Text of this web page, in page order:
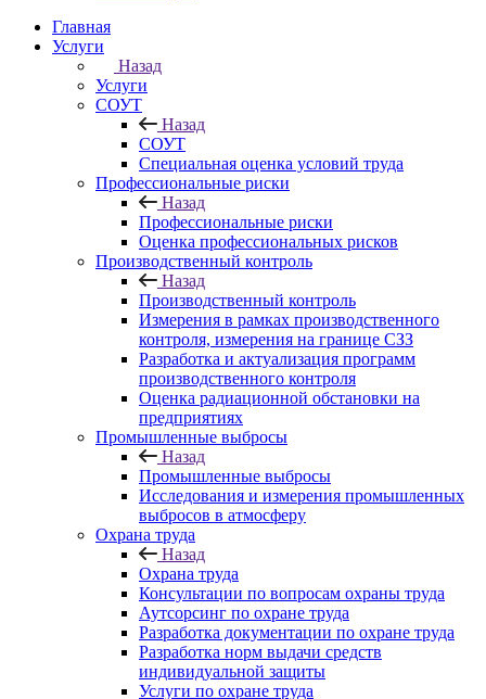
Главная
Услуги
Назад
Услуги
СОУТ
Назад
СОУТ
Специальная оценка условий труда
Профессиональные риски
Назад
Профессиональные риски
Оценка профессиональных рисков
Производственный контроль
Назад
Производственный контроль
Измерения в рамках производственного
контроля, измерения на границе СЗЗ
Разработка и актуализация программ
производственного контроля
Оценка радиационной обстановки на
предприятиях
Промышленные выбросы
Назад
Промышленные выбросы
Исследования и измерения промышленных
выбросов в атмосферу
Охрана труда
Назад
Охрана труда
Консультации по вопросам охраны труда
Аутсорсинг по охране труда
Разработка документации по охране труда
Разработка норм выдачи средств
индивидуальной защиты
Услуги по охране труда